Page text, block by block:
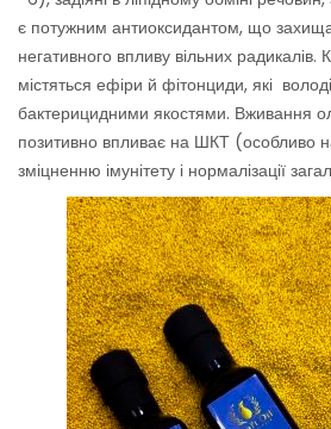
є потужним антиоксидантом, що
негативного впливу вільних радикалів.
містяться ефіри й фітонциди, які
бактерицидними якостями. Вживання
позитивно впливає на ШКТ (особливо
зміцненню імунітету і нормалізації